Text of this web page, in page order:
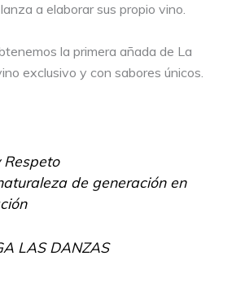
a elaborar sus propio vino.
la primera añada de La
exclusivo y con sabores únicos.
Respeto
de generación en
LAS DANZAS